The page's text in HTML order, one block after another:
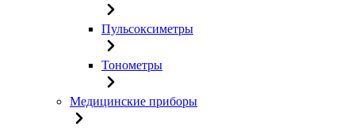
Пульсоксиметры
Тонометры
Медицинские приборы